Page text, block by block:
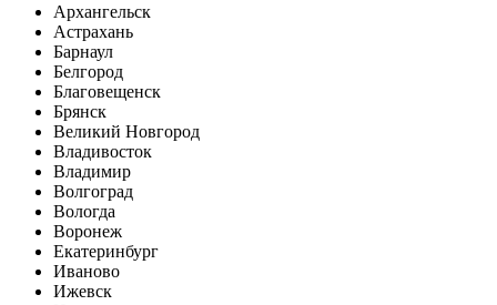
Архангельск
Астрахань
Барнаул
Белгород
Благовещенск
Брянск
Великий Новгород
Владивосток
Владимир
Волгоград
Вологда
Воронеж
Екатеринбург
Иваново
Ижевск